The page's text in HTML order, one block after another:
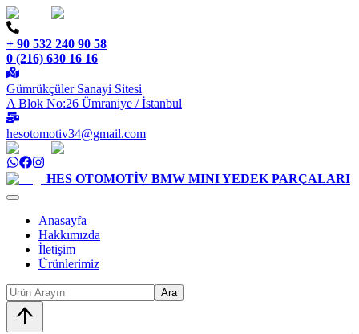
+ 90 532 240 90 58
0 (216) 630 16 16
Gümrükçüler Sanayi Sitesi
A Blok No:26 Ümraniye / İstanbul
hesotomotiv34@gmail.com
HES OTOMOTİV BMW MINI YEDEK PARÇALARI
Anasayfa
Hakkımızda
İletişim
Ürünlerimiz
Ara